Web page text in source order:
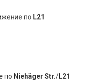
по L21
по Niehäger Str./L21